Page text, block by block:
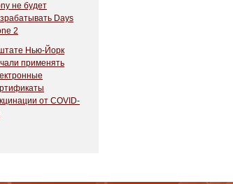
не будет
Days
2
Нью-Йорк
применять
от COVID-